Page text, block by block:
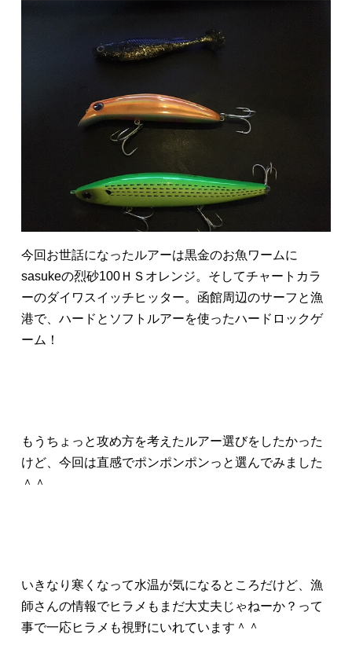
今回お世話になったルアーは黒金のお魚ワームに
sasukeの烈砂100ＨＳオレンジ。そしてチャートカラ
ーのダイワスイッチヒッター。函館周辺のサーフと漁
港で、ハードとソフトルアーを使ったハードロックゲ
ーム！
もうちょっと攻め方を考えたルアー選びをしたかった
けど、今回は直感でポンポンポンっと選んでみました
＾＾
いきなり寒くなって水温が気になるところだけど、漁
師さんの情報でヒラメもまだ大丈夫じゃねーか？って
事で一応ヒラメも視野にいれています＾＾